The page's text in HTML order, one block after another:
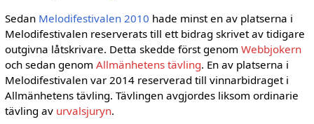
Sedan Melodifestivalen 2010 hade minst en av platserna i
Melodifestivalen reserverats till ett bidrag skrivet av tidigare
outgivna låtskrivare. Detta skedde först genom Webbjokern
och sedan genom Allmänhetens tävling. En av platserna i
Melodifestivalen var 2014 reserverad till vinnarbidraget i
Allmänhetens tävling. Tävlingen avgjordes liksom ordinarie
tävling av urvalsjuryn.